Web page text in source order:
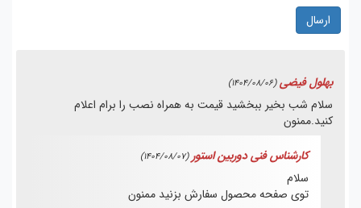
ارسال
بهلول فیضی(1404/08/06)
سلام شب بخیر ببخشید قیمت به همراه نصب را برام اعلام
کنید.ممنون
کارشناس فنی دوربین استور (1404/08/07)
سلام
توی صفحه محصول سفارش بزنید ممنون